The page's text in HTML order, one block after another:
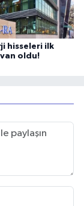
hisseleri ilk
oldu!